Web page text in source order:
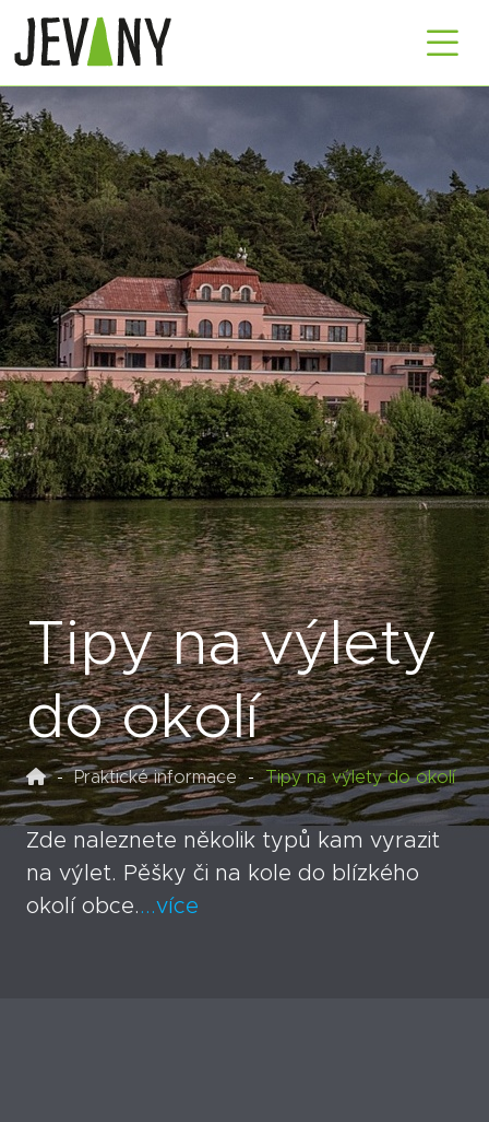
Tipy na výlety
do okolí
Praktické informace Tipy na výlety do okolí
Zde naleznete několik typů kam vyrazit
na výlet. Pěšky či na kole do blízkého
okolí obce. ...více